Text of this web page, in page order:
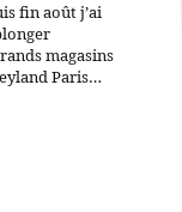
fin août j’ai
magasins
Paris…